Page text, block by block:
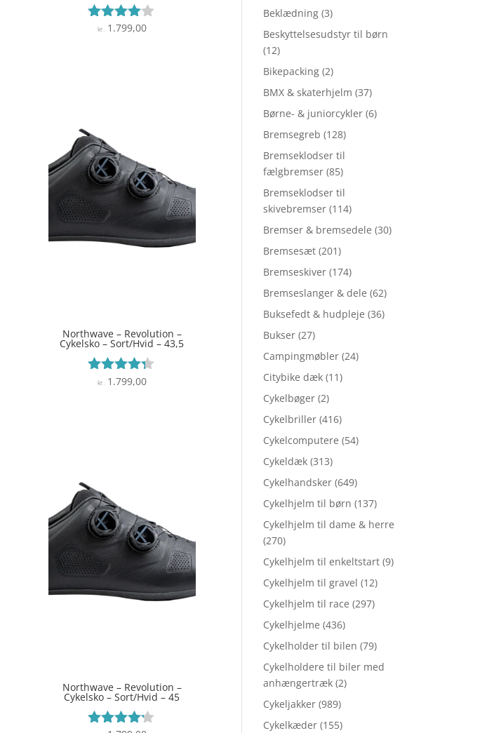
Vurderet
kr.1.799,00
Northwave – Revolution –
Cykelsko – Sort/Hvid – 43,5
Vurderet
kr. 1.799,00
Northwave – Revolution –
Cykelsko – Sort/Hvid – 45
Beklædning (3)
Beskyttelsesudstyr til børn
(12)
Bikepacking (2)
BMX & skaterhjelm (37)
Børne- & juniorcykler (6)
Bremsegreb (128)
Bremseklodser til
fælgbremser (85)
Bremseklodser til
skivebremser (114)
Bremser & bremsedele (30)
Bremsesæt (201)
Bremseskiver (174)
Bremseslanger & dele (62)
Buksefedt & hudpleje (36)
Bukser (27)
Campingmøbler (24)
Citybike dæk (11)
Cykelbøger (2)
Cykelbriller (416)
Cykelcomputere (54)
Cykeldæk (313)
Cykelhandsker (649)
Cykelhjelm til børn (137)
Cykelhjelm til dame & herre
(270)
Cykelhjelm til enkeltstart (9)
Cykelhjelm til gravel (12)
Cykelhjelm til race (297)
Cykelhjelme (436)
Cykelholder til bilen (79)
Cykelholdere til biler med
anhængertræk (2)
Cykeljakker (989)
Cykelkæder (155)